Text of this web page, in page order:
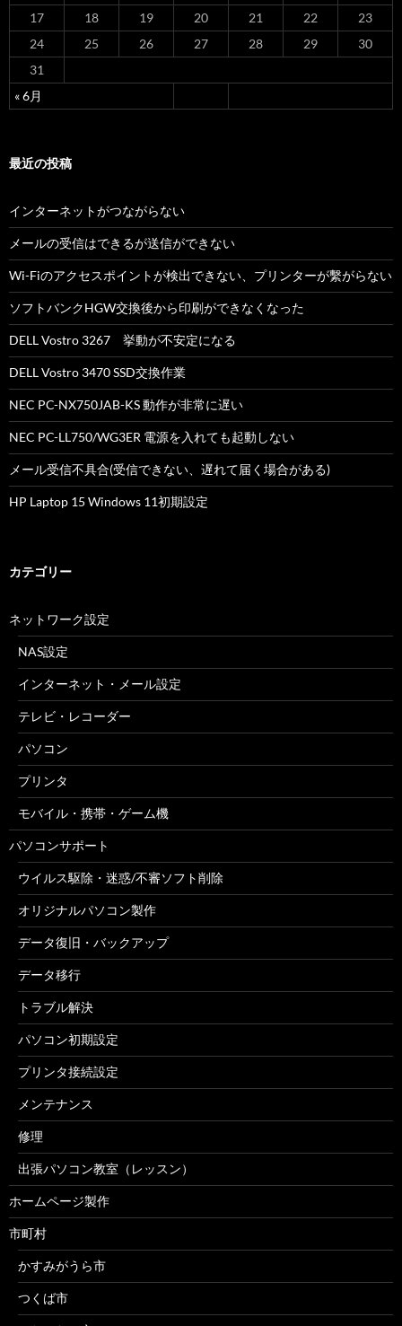
« 6月
17
18 19 20 21 22
23
24
25 26 27 28 29
30
31
最近の投稿
インターネットがつながらない
メールの受信はできるが送信ができない
Wi-Fiのアクセスポイントが検出できない、プリンターが繫がらない
ソフトバンクHGW交換後から印刷ができなくなった
DELL Vostro 3267 挙動が不安定になる
DELL Vostro 3470 SSD交換作業
NEC PC-NX750JAB-KS 動作が非常に遅い
NEC PC-LL750/WG3ER 電源を入れても起動しない
メール受信不具合(受信できない、遅れて届く場合がある)
HP Laptop 15 Windows 11初期設定
カテゴリー
ネットワーク設定
NAS設定
インターネット・メール設定
テレビ・レコーダー
パソコン
プリンタ
モバイル・携帯・ゲーム機
パソコンサポート
ウイルス駆除・迷惑/不審ソフト削除
オリジナルパソコン製作
データ復旧・バックアップ
データ移行
トラブル解決
パソコン初期設定
プリンタ接続設定
メンテナンス
修理
出張パソコン教室（レッスン）
ホームページ製作
市町村
かすみがうら市
つくば市